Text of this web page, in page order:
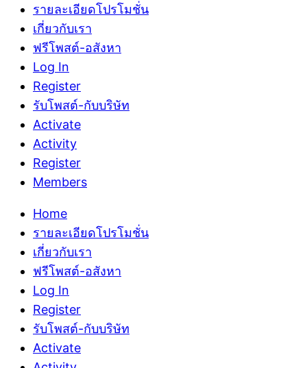
รายละเอียดโปรโมชั่น
เกี่ยวกับเรา
ฟรีโพสต์-อสังหา
Log In
Register
รับโพสต์-กับบริษัท
Activate
Activity
Register
Members
Home
รายละเอียดโปรโมชั่น
เกี่ยวกับเรา
ฟรีโพสต์-อสังหา
Log In
Register
รับโพสต์-กับบริษัท
Activate